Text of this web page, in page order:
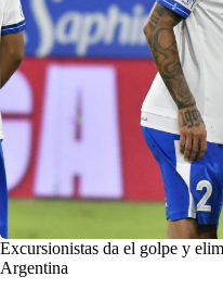
Excursionistas da el golpe y
Argentina